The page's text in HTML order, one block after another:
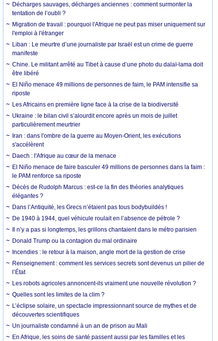
Décharges sauvages, décharges anciennes : comment surmonter la
tentation de l’oubli ?
Migration de travail : pourquoi l'Afrique ne peut pas miser uniquement sur
l'emploi à l'étranger
Liban : Le meurtre d’une journaliste par Israël est un crime de guerre
manifeste
Chine. Le militant arrêté au Tibet à cause d’une photo du dalaï-lama doit
être libéré
El Niño menace 49 millions de personnes de faim, le PAM intensifie sa
riposte
Les Africains en première ligne face à la crise de la biodiversité
Ukraine : le bilan civil s’alourdit encore après un mois de juillet
particulièrement meurtrier
Iran : dans l'ombre de la guerre au Moyen-Orient, les exécutions
s'accélèrent
Daech : l'Afrique au cœur de la menace
El Niño menace de faire basculer 49 millions de personnes dans la faim :
le PAM renforce sa riposte
Décès de Rudolph Marcus : est-ce la fin des théories analytiques
élégantes ?
Dans l’Antiquité, les Grecs n’étaient pas tous bodybuildés !
De 1940 à 1944, quel véhicule roulait en l’absence de pétrole ?
Il n’y a pas si longtemps, les grillons chantaient dans le métro parisien
Donald Trump ou la contagion du mal ordinaire
Incendies : le retour à la maison, angle mort de la gestion de crise
Renseignement : comment les services secrets sont devenus un pilier de
l’État
Les robots agricoles annoncent-ils vraiment une nouvelle révolution ?
Quelles sont les limites de la clim ?
L’éclipse solaire, un spectacle impressionnant source de mythes et de
découvertes scientifiques
Un journaliste condamné à un an de prison au Mali
En Afrique, les soins de santé passent aussi par les familles et les